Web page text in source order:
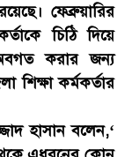
ফেব্রুয়ারির
চিঠি দিয়ে
অবগত করার জন্য
শিক্ষা কর্মকর্তার
হাসান বলেন,‘